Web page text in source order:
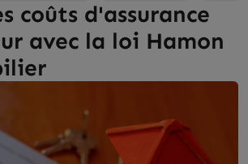
coûts d'assurance
avec la loi Hamon